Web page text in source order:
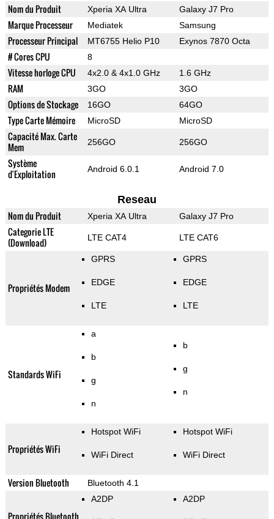
Nom du Produit Xperia XA Ultra Galaxy J7 Pro
Marque Processeur Mediatek Samsung
Processeur Principal MT6755 Helio P10 Exynos 7870 Octa
# Cores CPU 8
Vitesse horloge CPU 4x2.0 & 4x1.0 GHz 1.6 GHz
RAM 3GO 3GO
Options de Stockage 16GO 64GO
Type Carte Mémoire MicroSD MicroSD
Capacité Max. Carte
Mem
256GO 256GO
Système
d'Exploitation
Android 6.0.1 Android 7.0
Reseau
Nom du Produit Xperia XA Ultra Galaxy J7 Pro
Categorie LTE
(Download)
LTE CAT4 LTE CAT6
Propriétés Modem
GPRS
EDGE
LTE
GPRS
EDGE
LTE
Standards WiFi
a
b
g
n
b
g
n
Propriétés WiFi
Hotspot WiFi
WiFi Direct
Hotspot WiFi
WiFi Direct
Version Bluetooth Bluetooth 4.1
Propriétés Bluetooth
A2DP A2DP